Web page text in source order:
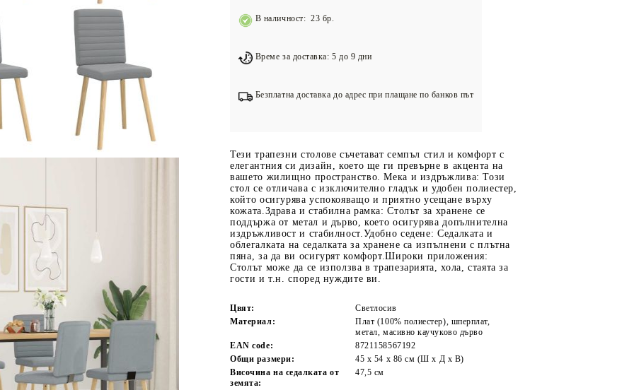
Лостове за набиране
Йога и пилатес
В наличност: 23 бр.
Време за доставка: 5 до 9 дни
Безплатна доставка до адрес при плащане по банков път
Тези трапезни столове съчетават семпъл стил и комфорт с
елегантния си дизайн, което ще ги превърне в акцента на
вашето жилищно пространство. Мека и издръжлива: Този
стол се отличава с изключително гладък и удобен полиестер,
който осигурява успокояващо и приятно усещане върху
кожата.Здрава и стабилна рамка: Столът за хранене се
поддържа от метал и дърво, което осигурява допълнителна
издръжливост и стабилност.Удобно седене: Седалката и
облегалката на седалката за хранене са изпълнени с плътна
пяна, за да ви осигурят комфорт.Широки приложения:
Столът може да се използва в трапезарията, хола, стаята за
гости и т.н. според нуждите ви.
Цвят:
Светлосив
Материал:
Плат (100% полиестер), шперплат,
метал, масивно каучуково дърво
EAN code:
8721158567192
Общи размери:
45 x 54 x 86 см (Ш x Д x В)
Височина на седалката от
земята:
47,5 cм